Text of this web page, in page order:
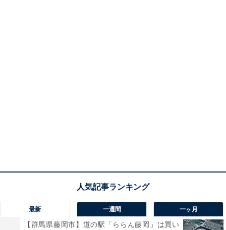
最新 一週間 一ヶ月
【群馬県藤岡市】道の駅「ららん藤岡」は買い